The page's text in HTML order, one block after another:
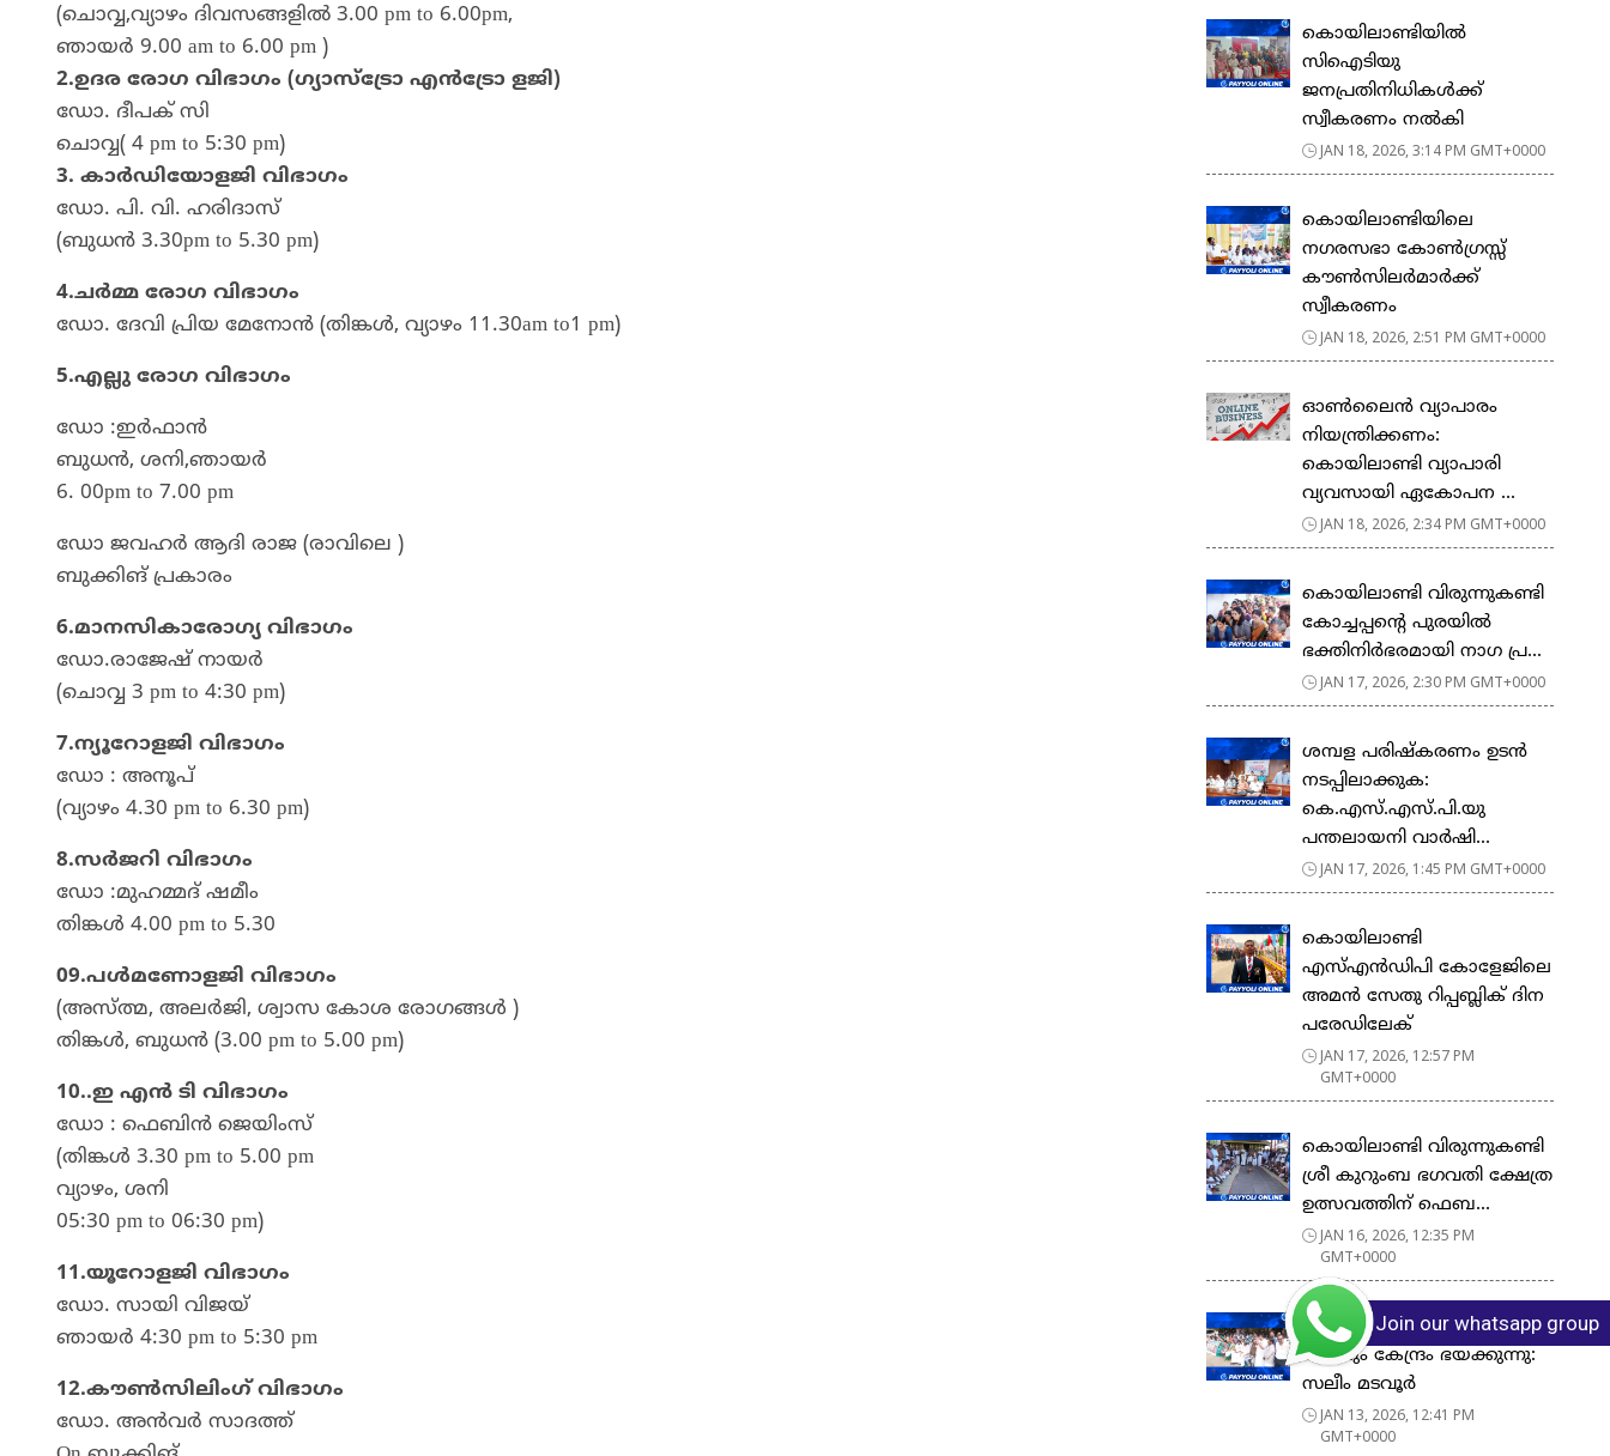
(ചൊവ്വ,വ്യാഴം ദിവസങ്ങളിൽ 3.00 pm to 6.00pm,
ഞായർ 9.00 am to 6.00 pm )
2.ഉദര രോഗ വിഭാഗം (ഗ്യാസ്ട്രോ എൻട്രോ ളജി)
ഡോ. ദീപക് സി
ചൊവ്വ( 4 pm to 5:30 pm)
3. കാർഡിയോളജി വിഭാഗം
ഡോ. പി. വി. ഹരിദാസ്
(ബുധൻ 3.30pm to 5.30 pm)
4.ചർമ്മ രോഗ വിഭാഗം
ഡോ. ദേവി പ്രിയ മേനോൻ (തിങ്കൾ, വ്യാഴം 11.30am to1 pm)
5.എല്ലു രോഗ വിഭാഗം
ഡോ :ഇർഫാൻ
ബുധൻ, ശനി,ഞായർ
6. 00pm to 7.00 pm
ഡോ ജവഹർ ആദി രാജ (രാവിലെ )
ബുക്കിങ് പ്രകാരം
6.മാനസികാരോഗ്യ വിഭാഗം
ഡോ.രാജേഷ് നായർ
(ചൊവ്വ 3 pm to 4:30 pm)
7.ന്യൂറോളജി വിഭാഗം
ഡോ : അനൂപ്
(വ്യാഴം 4.30 pm to 6.30 pm)
8.സർജറി വിഭാഗം
ഡോ :മുഹമ്മദ്‌ ഷമീം
തിങ്കൾ 4.00 pm to 5.30
09.പൾമണോളജി വിഭാഗം
(അസ്ത്മ, അലർജി, ശ്വാസ കോശ രോഗങ്ങൾ )
തിങ്കൾ, ബുധൻ (3.00 pm to 5.00 pm)
10..ഇ എൻ ടി വിഭാഗം
ഡോ : ഫെബിൻ ജെയിംസ്
(തിങ്കൾ 3.30 pm to 5.00 pm
വ്യാഴം, ശനി
05:30 pm to 06:30 pm)
11.യൂറോളജി വിഭാഗം
ഡോ. സായി വിജയ്
ഞായർ 4:30 pm to 5:30 pm
12.കൗൺസിലിംഗ് വിഭാഗം
ഡോ. അൻവർ സാദത്ത്
കൊയിലാണ്ടിയിൽ
സിഐടിയു
ജനപ്രതിനിധികൾക്ക്
സ്വീകരണം നൽകി
JAN 18, 2026, 3:14 PM GMT+0000
കൊയിലാണ്ടിയിലെ
നഗരസഭാ കോൺഗ്രസ്സ്
കൗൺസിലർമാർക്ക്
സ്വീകരണം
JAN 18, 2026, 2:51 PM GMT+0000
ഓൺലൈൻ വ്യാപാരം
നിയന്ത്രിക്കണം:
കൊയിലാണ്ടി വ്യാപാരി
വ്യവസായി ഏകോപന ...
JAN 18, 2026, 2:34 PM GMT+0000
കൊയിലാണ്ടി വിരുന്നുകണ്ടി
കോച്ചപ്പൻ്റെ പുരയിൽ
ഭക്തിനിർഭരമായി നാഗ പ്ര...
JAN 17, 2026, 2:30 PM GMT+0000
ശമ്പള പരിഷ്കരണം ഉടൻ
നടപ്പിലാക്കുക:
കെ.എസ്.എസ്.പി.യു
പന്തലായനി വാർഷി...
JAN 17, 2026, 1:45 PM GMT+0000
കൊയിലാണ്ടി
എസ്എൻഡിപി കോളേജിലെ
അമൻ സേതു റിപ്പബ്ലിക് ദിന
പരേഡിലേക്
JAN 17, 2026, 12:57 PM
GMT+0000
കൊയിലാണ്ടി വിരുന്നുകണ്ടി
ശ്രീ കുറുംബ ഭഗവതി ക്ഷേത്ര
ഉത്സവത്തിന് ഫെബ...
JAN 16, 2026, 12:35 PM
GMT+0000
മഹാത്മാഗാന്ധിയുടെ പേര്
പോലും കേന്ദ്രം ഭയക്കുന്നു:
സലീം മടവൂർ
JAN 13, 2026, 12:41 PM
GMT+0000
Join our whatsapp group